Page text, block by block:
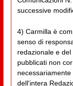
successive
4) Carmilla è
senso di
redazionale e
pubblicati non
dell'intera